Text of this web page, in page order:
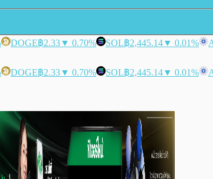
DOGE฿2.33▼ 0.70% SOL฿2,445.14▼ 0.01%
DOGE฿2.33▼ 0.70% SOL฿2,445.14▼ 0.01%